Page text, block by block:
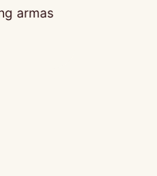
armas